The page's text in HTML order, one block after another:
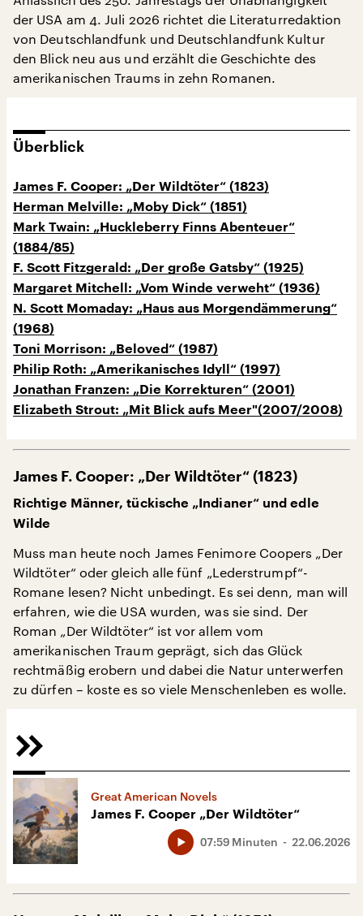
der USA am 4. Juli 2026 richtet die Literaturredaktion
von Deutschlandfunk und Deutschlandfunk Kultur
den Blick neu aus und erzählt die Geschichte des
amerikanischen Traums in zehn Romanen.
Überblick
James F. Cooper: „Der Wildtöter“ (1823)
Herman Melville: „Moby Dick“ (1851)
Mark Twain: „Huckleberry Finns Abenteuer“
(1884/85)
F. Scott Fitzgerald: „Der große Gatsby“ (1925)
Margaret Mitchell: „Vom Winde verweht“ (1936)
N. Scott Momaday: „Haus aus Morgendämmerung“
(1968)
Toni Morrison: „Beloved“ (1987)
Philip Roth: „Amerikanisches Idyll“ (1997)
Jonathan Franzen: „Die Korrekturen“ (2001)
Elizabeth Strout: „Mit Blick aufs Meer"(2007/2008)
James F. Cooper: „Der Wildtöter“ (1823)
Richtige Männer, tückische „Indianer“ und edle
Wilde
Muss man heute noch James Fenimore Coopers „Der
Wildtöter“ oder gleich alle fünf „Lederstrumpf“-
Romane lesen? Nicht unbedingt. Es sei denn, man will
erfahren, wie die USA wurden, was sie sind. Der
Roman „Der Wildtöter“ ist vor allem vom
amerikanischen Traum geprägt, sich das Glück
rechtmäßig erobern und dabei die Natur unterwerfen
zu dürfen – koste es so viele Menschenleben es wolle.
Great American Novels
James F. Cooper „Der Wildtöter“
22.06.2026
07:59 Minuten